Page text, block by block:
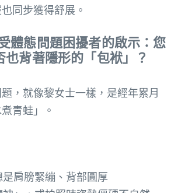
同步獲得舒展。
體態問題困擾者的啟示：您
也背著隱形的「包袱」？
，就像黎女士一樣，是經年累月
青蛙」。
肩膀緊繃、背部圓厚